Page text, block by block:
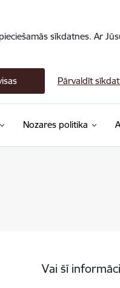
sīkdatnes. Ar
Pārvaldīt
Nozares politika
Vai šī